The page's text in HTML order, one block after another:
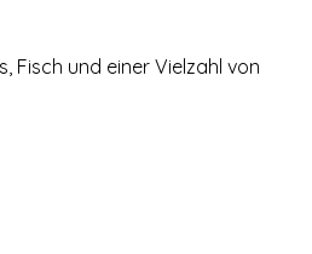
Fisch und einer Vielzahl von